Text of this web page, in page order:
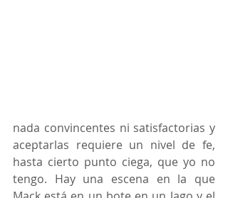
nada convincentes ni satisfactorias y
aceptarlas requiere un nivel de fe,
hasta cierto punto ciega, que yo no
tengo. Hay una escena en la que